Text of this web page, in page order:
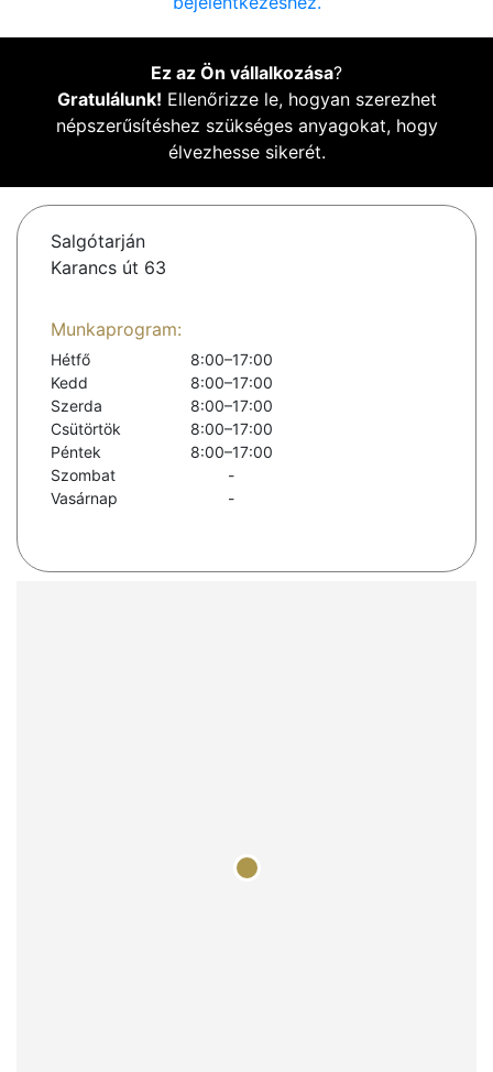
Ez az Ön vállalkozása?
Gratulálunk! Ellenőrizze le, hogyan szerezhet
népszerűsítéshez szükséges anyagokat, hogy
élvezhesse sikerét.
Salgótarján
Karancs út 63
Munkaprogram:
Hétfő
8:00–17:00
Kedd
8:00–17:00
Szerda
8:00–17:00
Csütörtök
8:00–17:00
Péntek
8:00–17:00
Szombat
-
Vasárnap
-